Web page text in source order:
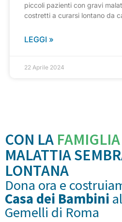
piccoli pazienti con gravi
costretti a curarsi lontano da
LEGGI »
22 Aprile 2024
CON LA
MALATTIA
LONTANA
Dona ora e
Casa dei Bambini
Gemelli di Roma